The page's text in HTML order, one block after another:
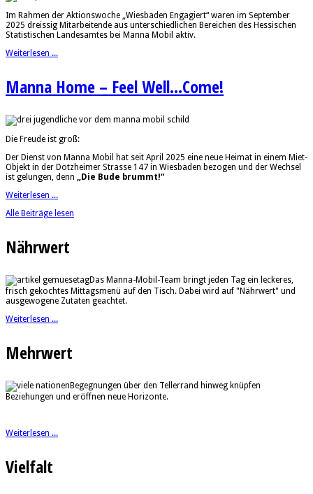
Im Rahmen der Aktionswoche „Wiesbaden Engagiert“ waren im September
2025 dreissig Mitarbeitende aus unterschiedlichen Bereichen des Hessischen
Statistischen Landesamtes bei Manna Mobil aktiv.
Weiterlesen ...
Manna Home – Feel Well...Come!
Die Freude ist groß:
Der Dienst von Manna Mobil hat seit April 2025 eine neue Heimat in einem Miet-
Objekt in der Dotzheimer Strasse 147 in Wiesbaden bezogen und der Wechsel
ist gelungen, denn „Die Bude brummt!“
Weiterlesen ...
Alle Beiträge lesen
Nährwert
Das Manna-Mobil-Team bringt jeden Tag ein leckeres,
frisch gekochtes Mittagsmenü auf den Tisch. Dabei wird auf "Nährwert" und
ausgewogene Zutaten geachtet.
Weiterlesen ...
Mehrwert
Begegnungen über den Tellerrand hinweg knüpfen
Beziehungen und eröffnen neue Horizonte.
Weiterlesen ...
Vielfalt